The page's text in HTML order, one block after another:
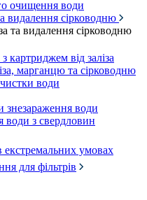
очищення води
видалення сірководню
та видалення сірководню
картриджем від заліза
марганцю та сірководню
води
знезараження води
води з свердловин
умовах
для фільтрів